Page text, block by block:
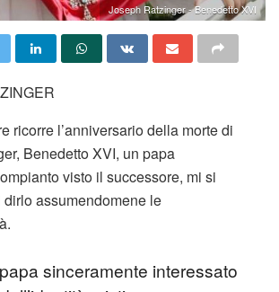
Joseph Ratzinger - Benedetto XVI
ricorre l’anniversario della morte di
Benedetto XVI, un papa
visto il successore, mi si
dirlo assumendomene le
sinceramente interessato